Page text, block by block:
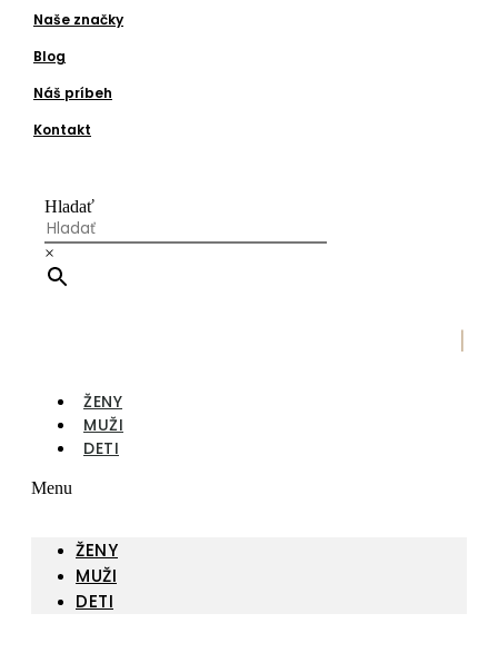
Naše značky
Blog
Náš príbeh
Kontakt
Hladať
×
ŽENY
MUŽI
DETI
Menu
ŽENY
MUŽI
DETI